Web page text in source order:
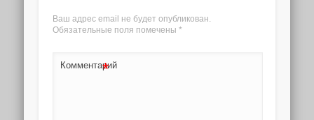
Ваш адрес email не будет опубликован.
Обязательные поля помечены *
Комментарий
*